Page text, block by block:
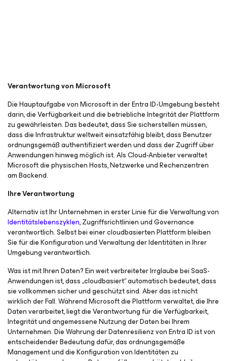
Verantwortung von Microsoft
Die Hauptaufgabe von Microsoft in der Entra ID-Umgebung besteht
darin, die Verfügbarkeit und die betriebliche Integrität der Plattform
zu gewährleisten. Das bedeutet, dass Sie sicherstellen müssen,
dass die Infrastruktur weltweit einsatzfähig bleibt, dass Benutzer
ordnungsgemäß authentifiziert werden und dass der Zugriff über
Anwendungen hinweg möglich ist. Als Cloud-Anbieter verwaltet
Microsoft die physischen Hosts, Netzwerke und Rechenzentren
am Backend.
Ihre Verantwortung
Alternativ ist Ihr Unternehmen in erster Linie für die Verwaltung von
Identitätslebenszyklen, Zugriffsrichtlinien und Governance
verantwortlich. Selbst bei einer cloudbasierten Plattform bleiben
Sie für die Konfiguration und Verwaltung der Identitäten in Ihrer
Umgebung verantwortlich.
Was ist mit Ihren Daten? Ein weit verbreiteter Irrglaube bei SaaS-
Anwendungen ist, dass „cloudbasiert“ automatisch bedeutet, dass
sie vollkommen sicher und geschützt sind. Aber das ist nicht
wirklich der Fall. Während Microsoft die Plattform verwaltet, die Ihre
Daten verarbeitet, liegt die Verantwortung für die Verfügbarkeit,
Integrität und angemessene Nutzung der Daten bei Ihrem
Unternehmen. Die Wahrung der Datenresilienz von Entra ID ist von
entscheidender Bedeutung dafür, das ordnungsgemäße
Management und die Konfiguration von Identitäten zu